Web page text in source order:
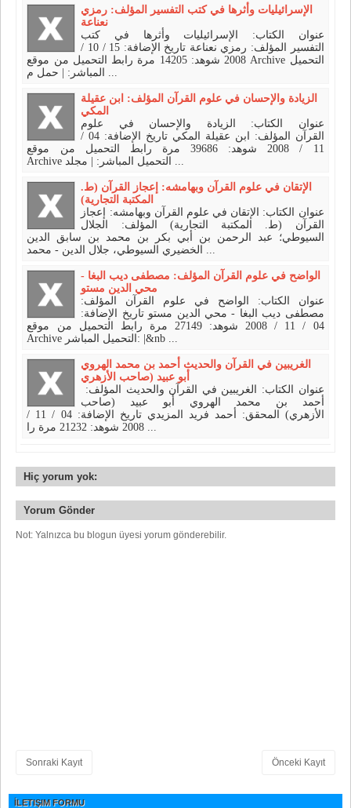
الإسرائيليات وأثرها في كتب التفسير المؤلف: رمزي
نعناعة
عنوان الكتاب: الإسرائيليات وأثرها في كتب
التفسير المؤلف: رمزي نعناعة تاريخ الإضافة: 15 / 10 /
2008 شوهد: 14205 مرة رابط التحميل من موقع Archive التحميل
المباشر: | حمل م ...
الزيادة والإحسان في علوم القرآن المؤلف: ابن عقيلة
المكي
عنوان الكتاب: الزيادة والإحسان في علوم
القرآن المؤلف: ابن عقيلة المكي تاريخ الإضافة: 04 /
11 / 2008 شوهد: 39686 مرة رابط التحميل من موقع
Archive التحميل المباشر: | مجلد ...
الإتقان في علوم القرآن وبهامشه: إعجاز القرآن (ط.
المكتبة التجارية)
عنوان الكتاب: الإتقان في علوم القرآن وبهامشه: إعجاز
القرآن (ط. المكتبة التجارية) المؤلف: الجلال
السيوطي؛ عبد الرحمن بن أبي بكر بن محمد بن سابق الدين
الخضيري السيوطي، جلال الدين - محمد ...
الواضح في علوم القرآن المؤلف: مصطفى ديب البغا -
محي الدين مستو
عنوان الكتاب: الواضح في علوم القرآن المؤلف:
مصطفى ديب البغا - محي الدين مستو تاريخ الإضافة:
04 / 11 / 2008 شوهد: 27149 مرة رابط التحميل من موقع
Archive التحميل المباشر: |&nb ...
الغريبين في القرآن والحديث أحمد بن محمد الهروي
أبو عبيد (صاحب الأزهري
أحمد بن محمد الهروي أبو عبيد (صاحب
الأزهري) المحقق: أحمد فريد المزيدي تاريخ الإضافة: 04 / 11 /
2008 شوهد: 21232 مرة را ...
Hiç yorum yok:
Yorum Gönder
Not: Yalnızca bu blogun üyesi yorum gönderebilir.
Sonraki Kayıt Önceki Kayıt
İLETIŞIM FORMU